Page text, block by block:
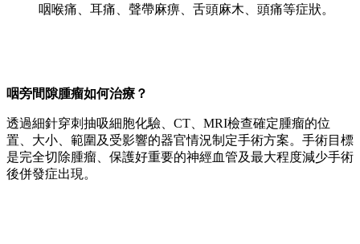
咽喉痛、耳痛、聲帶麻痹、舌頭麻木、頭痛等症狀。
咽旁間隙腫瘤如何治療？
透過細針穿刺抽吸細胞化驗、CT、MRI檢查確定腫瘤的位
置、大小、範圍及受影響的器官情況制定手術方案。手術目標
是完全切除腫瘤、保護好重要的神經血管及最大程度減少手術
後併發症出現。